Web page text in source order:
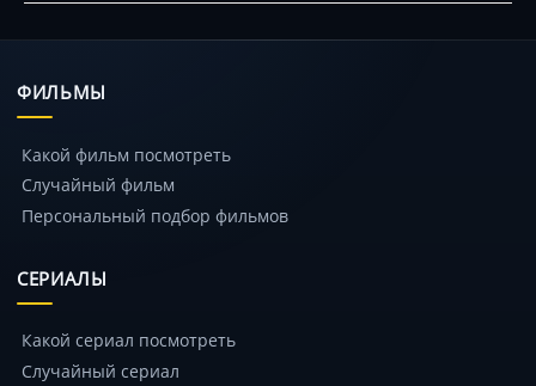
ФИЛЬМЫ
Какой фильм посмотреть
Случайный фильм
Персональный подбор фильмов
СЕРИАЛЫ
Какой сериал посмотреть
Случайный сериал